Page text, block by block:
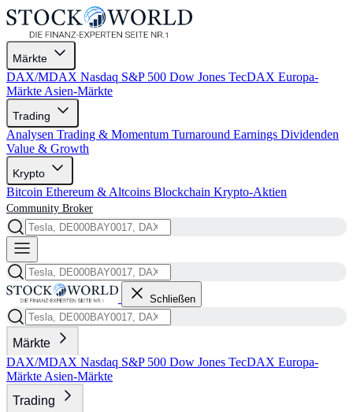
Märkte
DAX/MDAX Nasdaq S&P 500 Dow Jones TecDAX Europa-
Märkte Asien-Märkte
Trading
Analysen Trading & Momentum Turnaround Earnings Dividenden
Value & Growth
Krypto
Bitcoin Ethereum & Altcoins Blockchain Krypto-Aktien
Community Broker
Schließen
Märkte
DAX/MDAX Nasdaq S&P 500 Dow Jones TecDAX Europa-
Märkte Asien-Märkte
Trading